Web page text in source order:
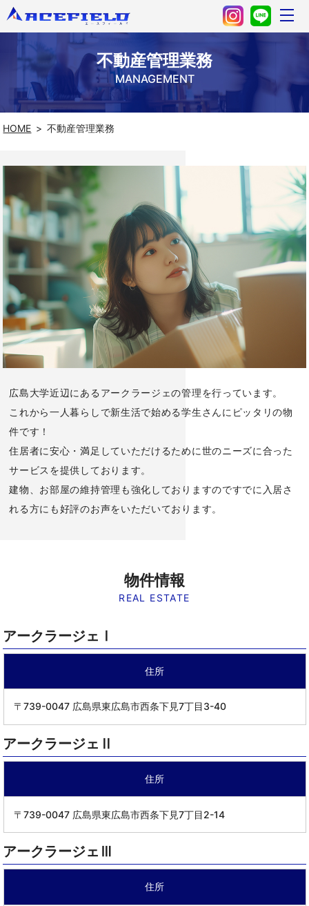
不動産管理業務
MANAGEMENT
HOME 不動産管理業務
広島大学近辺にあるアークラージェの管理を行っています。
これから一人暮らしで新生活で始める学生さんにピッタリの物
件です！
住居者に安心・満足していただけるために世のニーズに合った
サービスを提供しております。
建物、お部屋の維持管理も強化しておりますのですでに入居さ
れる方にも好評のお声をいただいております。
物件情報
REAL ESTATE
アークラージェ
住所
〒739-0047 広島県東広島市西条下見7丁目3-40
アークラージェ
住所
〒739-0047 広島県東広島市西条下見7丁目2-14
アークラージェ
住所